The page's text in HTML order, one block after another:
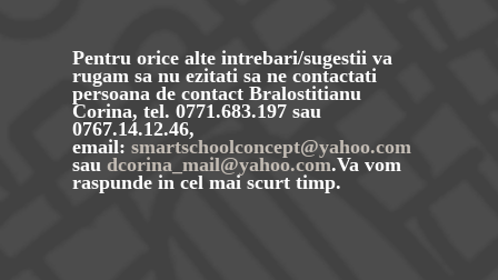
Pentru orice alte intrebari/sugestii va
rugam sa nu ezitati sa ne contactati
persoana de contact Bralostitianu
Corina, tel. 0771.683.197 sau
0767.14.12.46,
email: smartschoolconcept@yahoo.com
sau dcorina_mail@yahoo.com.Va vom
raspunde in cel mai scurt timp.